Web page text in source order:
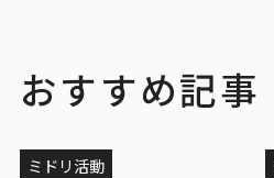
おすすめ記事
ミドリ活動